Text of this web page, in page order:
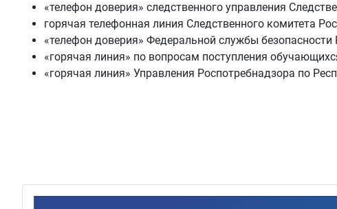
«телефон доверия» следственного управления
горячая телефонная линия Следственного комитета
«телефон доверия» Федеральной службы
«горячая линия» по вопросам поступления
«горячая линия» Управления Роспотребнадзора по